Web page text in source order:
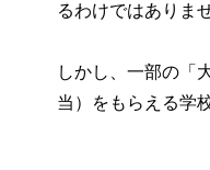
るわけではありま
しかし、一部の「
当）をもらえる学